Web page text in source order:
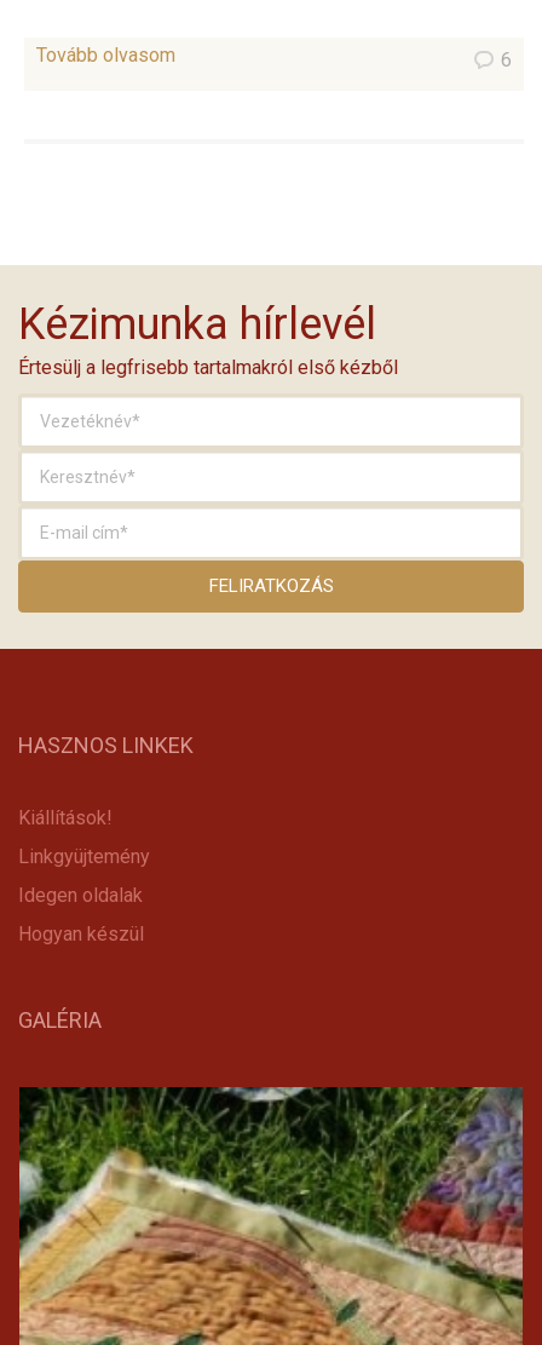
Tovább olvasom 6
Kézimunka hírlevél
Értesülj a legfrisebb tartalmakról első kézből
HASZNOS LINKEK
Kiállítások!
Linkgyüjtemény
Idegen oldalak
Hogyan készül
GALÉRIA